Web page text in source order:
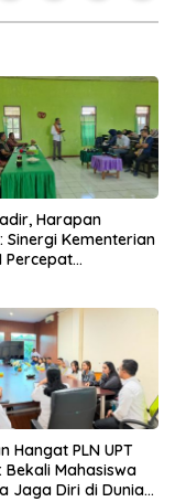
Harapan
Sinergi Kementerian
Percepat
Hangat PLN UPT
Bekali Mahasiswa
Jaga Diri di Dunia